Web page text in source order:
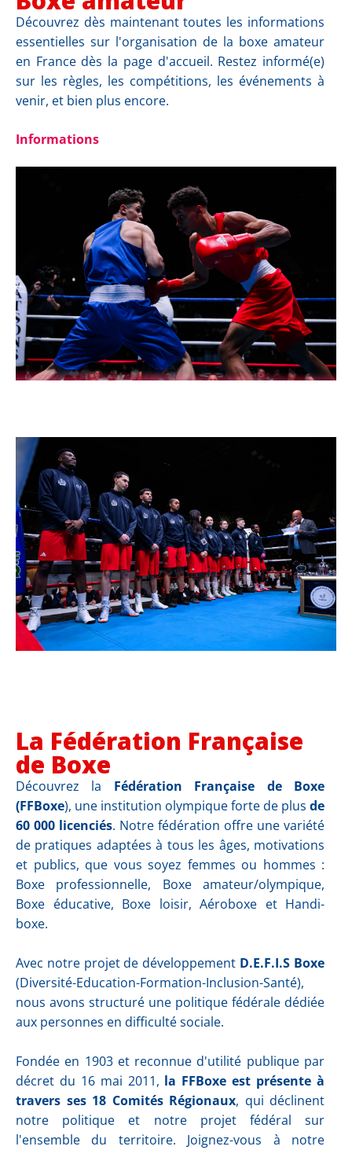
Découvrez dès maintenant toutes les informations
essentielles sur l'organisation de la boxe amateur
en France dès la page d'accueil. Restez informé(e)
sur les règles, les compétitions, les événements à
venir, et bien plus encore.
Informations
La Fédération Française
de Boxe
Découvrez la Fédération Française de Boxe
(FFBoxe), une institution olympique forte de plus de
60 000 licenciés. Notre fédération offre une variété
de pratiques adaptées à tous les âges, motivations
et publics, que vous soyez femmes ou hommes :
Boxe professionnelle, Boxe amateur/olympique,
Boxe éducative, Boxe loisir, Aéroboxe et Handi-
boxe.
Avec notre projet de développement D.E.F.I.S Boxe
(Diversité-Education-Formation-Inclusion-Santé),
nous avons structuré une politique fédérale dédiée
aux personnes en difficulté sociale.
Fondée en 1903 et reconnue d'utilité publique par
décret du 16 mai 2011, la FFBoxe est présente à
travers ses 18 Comités Régionaux, qui déclinent
notre politique et notre projet fédéral sur
l'ensemble du territoire. Joignez-vous à notre